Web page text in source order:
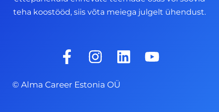
teha koostööd, siis võta meiega julgelt ühendust.
F
a
e
I
n
s
t
L
i
Y
o
© Alma Career Estonia OÜ